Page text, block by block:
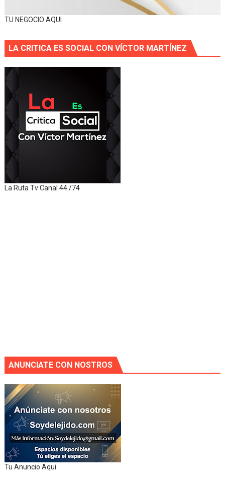
TU NEGOCIO AQUI
LA CRITICA ES SOCIAL CON VÍCTOR MARTÍNEZ
La Ruta Tv Canal 44 /74
ANUNCIATE CON NOSTROS
Tu Anuncio Aqui